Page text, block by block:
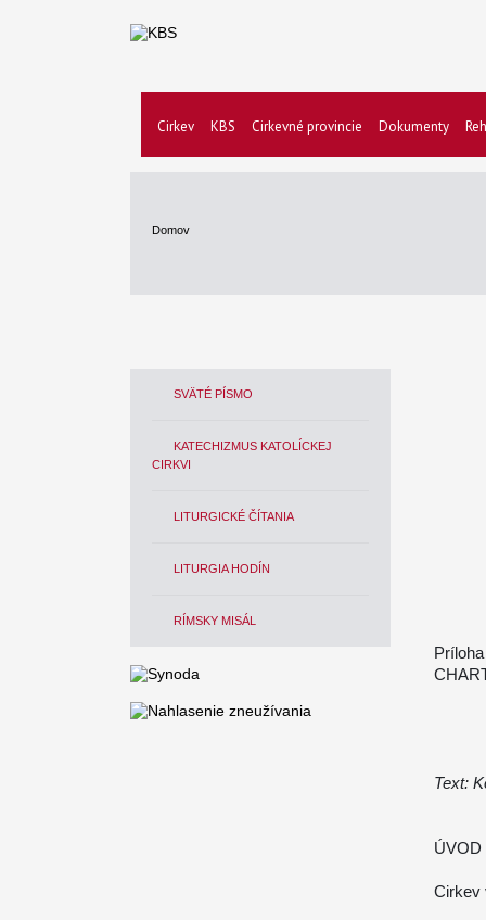
Cirkev KBS Cirkevné provincie Dokumenty
Domov
SVÄTÉ PÍSMO
KATECHIZMUS KATOLÍCKEJ
CIRKVI
LITURGICKÉ ČÍTANIA
LITURGIA HODÍN
RÍMSKY MISÁL
Príloha
Text:
ÚVOD
Cirkev